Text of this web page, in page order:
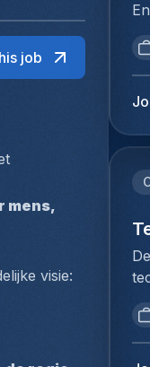
job
mens,
visie: